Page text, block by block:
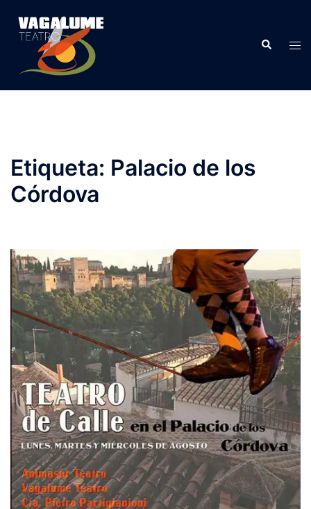
Etiqueta: Palacio de los
Córdova